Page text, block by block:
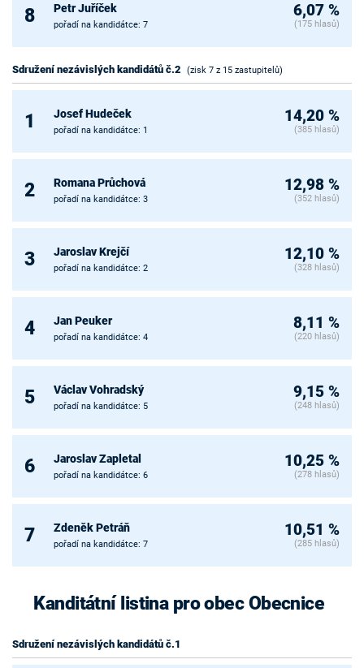
8 Petr Juříček
pořadí na kandidátce: 7
6,07 %
(175 hlasů)
Sdružení nezávislých kandidátů č.2 (zisk 7 z 15 zastupitelů)
1 Josef Hudeček
pořadí na kandidátce: 1
14,20 %
(385 hlasů)
2 Romana Průchová
pořadí na kandidátce: 3
12,98 %
(352 hlasů)
3 Jaroslav Krejčí
pořadí na kandidátce: 2
12,10 %
(328 hlasů)
4 Jan Peuker
pořadí na kandidátce: 4
8,11 %
(220 hlasů)
5 Václav Vohradský
pořadí na kandidátce: 5
9,15 %
(248 hlasů)
6 Jaroslav Zapletal
pořadí na kandidátce: 6
10,25 %
(278 hlasů)
7 Zdeněk Petráň
pořadí na kandidátce: 7
10,51 %
(285 hlasů)
Kanditátní listina pro obec Obecnice
Sdružení nezávislých kandidátů č.1